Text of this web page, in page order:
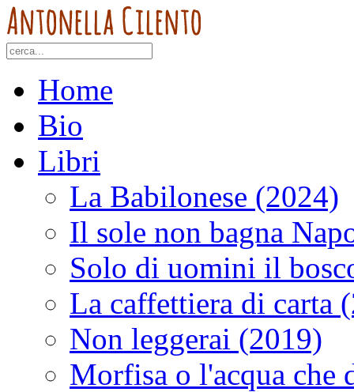
Home
Bio
Libri
La Babilonese (2024)
Il sole non bagna
Solo di uomini il
La caffettiera di carta
Non leggerai (2019)
Morfisa o l'acqua che